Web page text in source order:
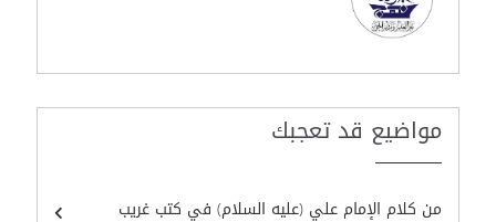
مواضيع قد تعجبك
من كلام الإمام علي (عليه السلام) في كتب غريب